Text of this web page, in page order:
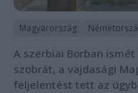
Magyarország
A szerbiai Borban
szobrát, a vajdasági
feljelentést tett az